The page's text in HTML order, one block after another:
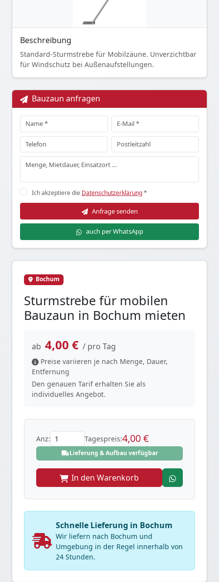
Beschreibung
Standard-Sturmstrebe für Mobilzäune. Unverzichtbar
für Windschutz bei Außenaufstellungen.
Bauzaun anfragen
Ich akzeptiere die Datenschutzerklärung*
Anfrage senden
auch per WhatsApp
Bochum
Sturmstrebe für mobilen
Bauzaun in Bochum mieten
ab 4,00 € / pro Tag
Preise variieren je nach Menge, Dauer,
Entfernung
Den genauen Tarif erhalten Sie als
individuelles Angebot.
Anz: Tagespreis:4,00 €
Lieferung & Aufbau verfügbar
In den Warenkorb
Schnelle Lieferung in Bochum
Wir liefern nach Bochum und
Umgebung in der Regel innerhalb von
24 Stunden.